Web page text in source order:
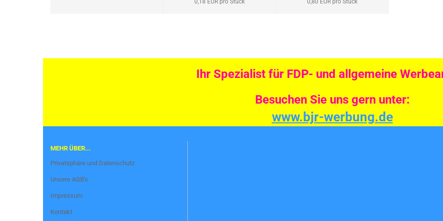
0,18 EUR pro Stück 0,80 EUR pro Stück
Ihr Spezialist für FDP- und allgemeine
Besuchen Sie uns gern unter:
www.bjr-werbung.de
MEHR ÜBER...
Privatsphäre und Datenschutz
Unsere AGB's
Impressum
Kontakt